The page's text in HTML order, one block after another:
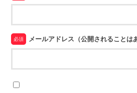
必須 メールアドレス（公開されることは